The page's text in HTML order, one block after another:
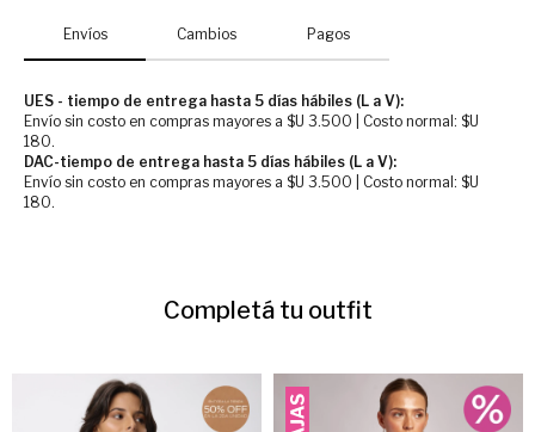
Envíos Cambios Pagos
UES - tiempo de entrega hasta 5 días hábiles (L a V):
Envío sin costo en compras mayores a $U 3.500 | Costo normal: $U
180.
DAC-tiempo de entrega hasta 5 días hábiles (L a V):
Envío sin costo en compras mayores a $U 3.500 | Costo normal: $U
180.
Completá tu outfit